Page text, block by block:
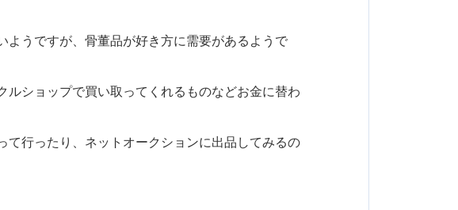
うですが、骨董品が好き方に需要があるようで
ショップで買い取ってくれるものなどお金に替わ
行ったり、ネットオークションに出品してみるの